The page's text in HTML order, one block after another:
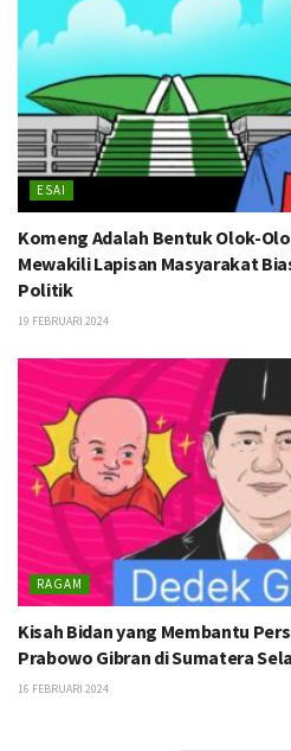
ESAI
Komeng Adalah Bentuk Olok-
Mewakili Lapisan Masyarakat
Politik
19 FEBRUARI 2024
RAGAM
Kisah Bidan yang Membantu
Prabowo Gibran di Sumatera
16 FEBRUARI 2024